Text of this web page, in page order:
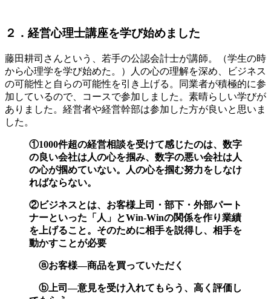
２．経営心理士講座を学び始めました
藤田耕司さんという、若手の公認会計士が講師。（学生の時
から心理学を学び始めた。）人の心の理解を深め、ビジネス
の可能性と自らの可能性を引き上げる。同業者が積極的に参
加しているので、コースで参加しました。素晴らしい学びが
ありました。経営者や経営幹部は参加した方が良いと思いま
した。
①1000件超の経営相談を受けて感じたのは、数字
の良い会社は人の心を掴み、数字の悪い会社は人
の心が掴めていない。人の心を掴む努力をしなけ
ればならない。
②ビジネスとは、お客様上司・部下・外部パート
ナーといった「人」とWin-Winの関係を作り業績
を上げること。そのために相手を説得し、相手を
動かすことが必要
ⓐお客様―商品を買っていただく
ⓑ上司―意見を受け入れてもらう、高く評価し